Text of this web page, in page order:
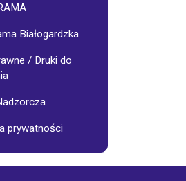
Białogardzka
/ Druki do
prywatności